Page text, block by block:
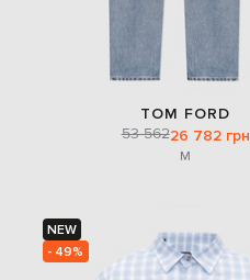
TOM FORD
53 56226 782 грн
M
NEW
- 49%